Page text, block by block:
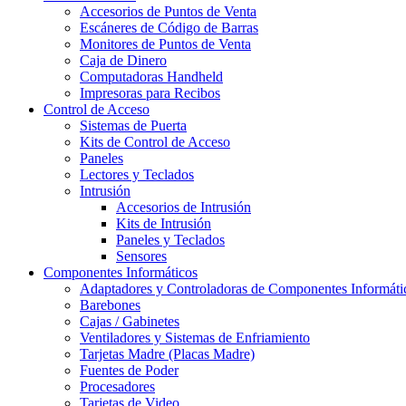
Accesorios de Puntos de Venta
Escáneres de Código de Barras
Monitores de Puntos de Venta
Caja de Dinero
Computadoras Handheld
Impresoras para Recibos
Control de Acceso
Sistemas de Puerta
Kits de Control de Acceso
Paneles
Lectores y Teclados
Intrusión
Accesorios de Intrusión
Kits de Intrusión
Paneles y Teclados
Sensores
Componentes Informáticos
Adaptadores y Controladoras de Componentes
Barebones
Cajas / Gabinetes
Ventiladores y Sistemas de Enfriamiento
Tarjetas Madre (Placas Madre)
Fuentes de Poder
Procesadores
Tarjetas de Video